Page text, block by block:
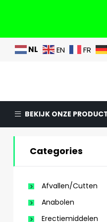
NL EN FR
BEKIJK ONZE
Categories
Afvallen/Cutten
Anabolen
Erectiemiddelen